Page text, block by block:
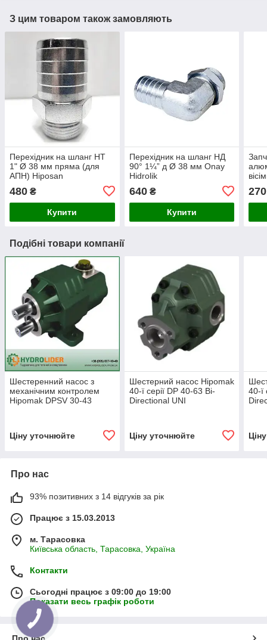
З цим товаром також замовляють
Перехідник на шланг НТ
1" Ø 38 мм пряма (для
АПН) Hiposan
480 ₴
Купити
Перехідник на шланг НД
90° 1¼” д Ø 38 мм Onay
Hidrolik
640₴
Купити
270
Подібні товари компанії
Шестеренний насос з
механічним контролем
Hipomak DPSV 30-43
Ціну уточнюйте
Шестерний насос Hipomak
40-ї серії DP 40-63 Bi-
Directional UNI
Ціну уточнюйте
40-ї
Про нас
93% позитивних з 14 відгуків за рік
Працює з 15.03.2013
м. Тарасовка
Київська область, Тарасовка, Україна
Контакти
Сьогодні працює з 09:00 до 19:00
Показати весь графік роботи
Про нас